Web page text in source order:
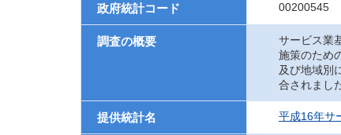
政府統計コード 00200545
調査の概要
サービス業
施策のため
及び地域別
合されまし
提供統計名 平成16年サ